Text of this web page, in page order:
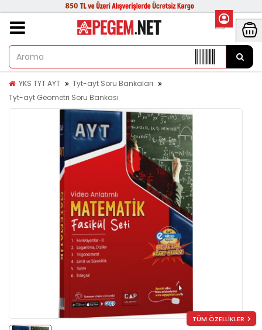
YKS TYT AYT
Tyt-ayt Soru Bankaları
Tyt-ayt Geometri Soru Bankası
TÜM ÖZELLİKLER